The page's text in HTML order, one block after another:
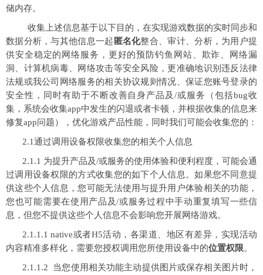
储内存。
收集上述信息基于以下目的，在实现游戏数据的实时同步和
数据分析，与其他信息一起 匿名化整合、审计、分析，为用户提
供安全稳定的网络服务，更好的预防钓鱼网站、欺诈、网络漏
洞、计算机病毒、网络攻击等安全风险，更准确地识别违反法律
法规或我公司网络服务的相关协议规则情况、保证您账号登录的
安全性，同时有助于不断改善自身产品及/或服务（包括bug收
集，系统会收集app中发生的闪退或者卡顿，并根据收集的信息来
修复app问题），优化游戏产品性能，同时我们可能会收集您的：
2.1通过调用设备权限收集您的相关个人信息
2.1.1 为提升产品及/或服务的使用体验和便利程度，可能会通
过调用设备权限的方式收集您的如下个人信息。如果您不同意提
供这些个人信息，您可能无法使用与提升用户体验相关的功能，
您也可能需要在使用产品及/或服务过程中手动重复填写一些信
息，但您不提供这些个人信息不会影响您开展网络游戏。
2.1.1.1 native或者H5活动，各渠道、地区有差异，实现活动
内容精准多样化，需要您授权调用您所使用设备中的位置权限。
2.1.1.2 当您使用相关功能主动提供图片或保存相关图片时，